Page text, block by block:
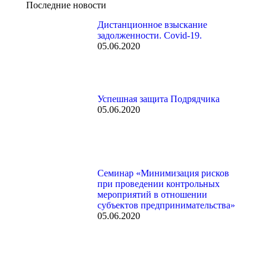
Последние новости
Дистанционное взыскание
задолженности. Covid-19.
05.06.2020
Успешная защита Подрядчика
05.06.2020
Семинар «Минимизация рисков
при проведении контрольных
мероприятий в отношении
субъектов предпринимательства»
05.06.2020